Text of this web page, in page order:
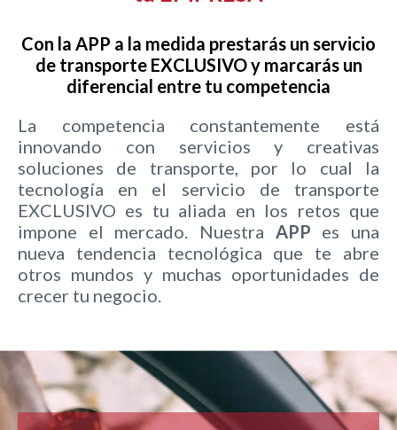
Con la APP a la medida prestarás un servicio
de transporte EXCLUSIVO y marcarás un
diferencial entre tu competencia
La competencia constantemente está
innovando con servicios y creativas
soluciones de transporte, por lo cual la
tecnología en el servicio de transporte
EXCLUSIVO es tu aliada en los retos que
impone el mercado. Nuestra APP es una
nueva tendencia tecnológica que te abre
otros mundos y muchas oportunidades de
crecer tu negocio.